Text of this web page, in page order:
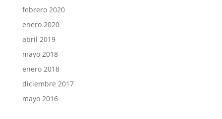
febrero 2020
enero 2020
abril 2019
mayo 2018
enero 2018
diciembre 2017
mayo 2016